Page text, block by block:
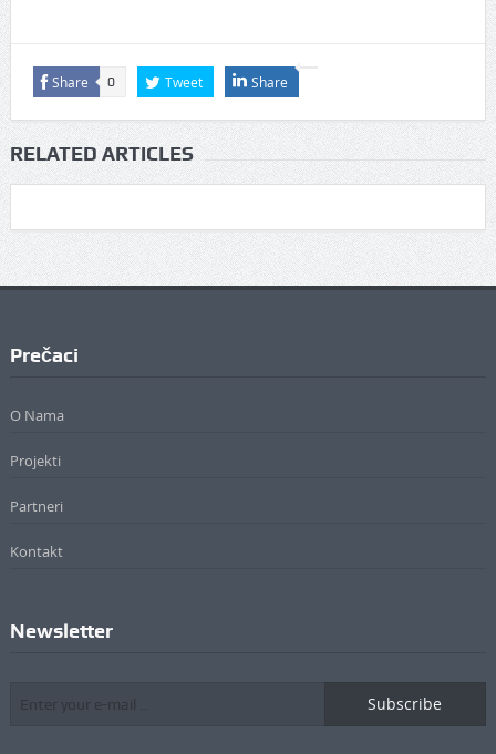
Share 0 Tweet Share
RELATED ARTICLES
Prečaci
O Nama
Projekti
Partneri
Kontakt
Newsletter
Subscribe